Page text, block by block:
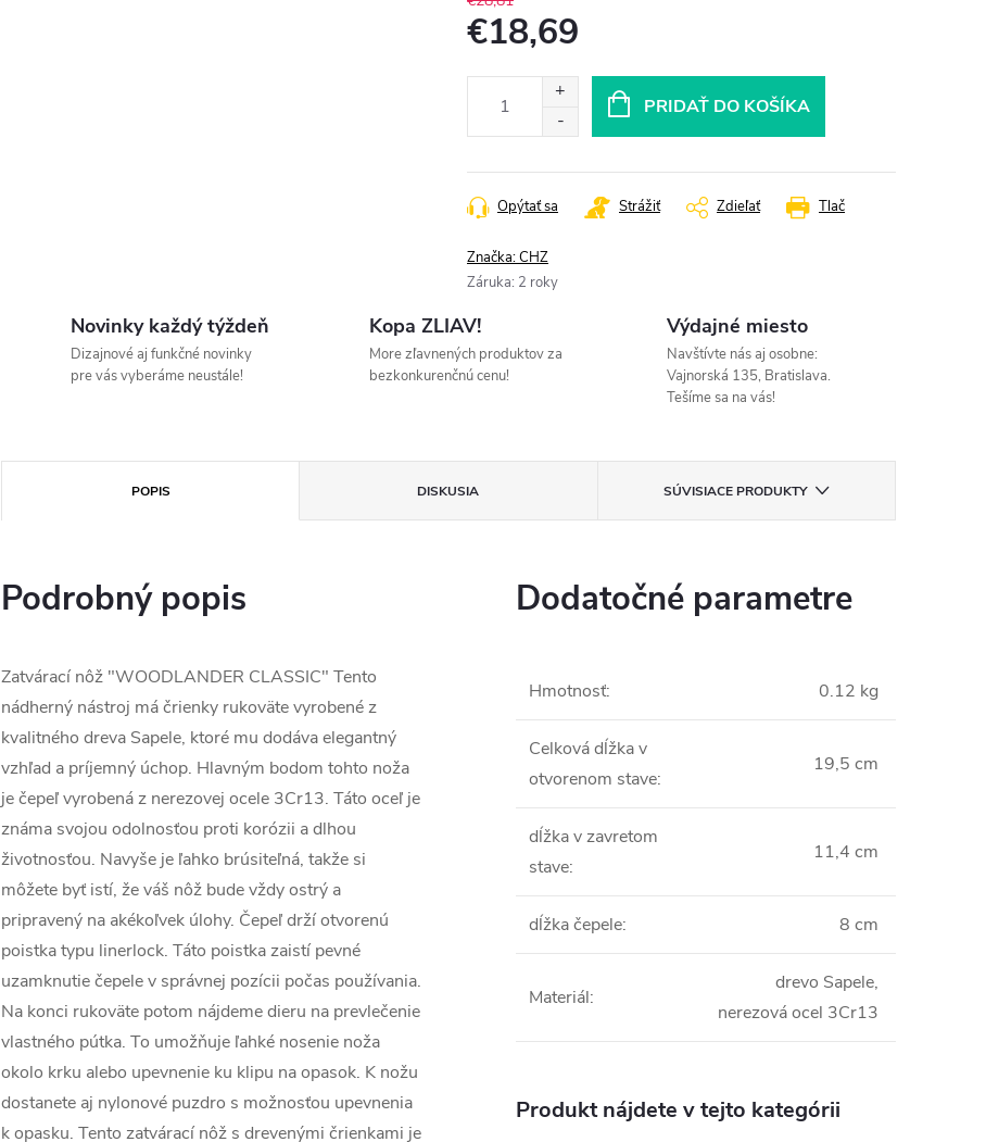
€18,69
PRIDAŤ DO KOŠÍKA
Tlač
Opýtať sa Strážiť Zdieľať
Značka:CHZ
Záruka: 2 roky
Novinky každý týždeň
Dizajnové aj funkčné novinky
pre vás vyberáme neustále!
Kopa ZLIAV!
More zľavnených produktov za
bezkonkurenčnú cenu!
Výdajné miesto
Navštívte nás aj osobne:
Vajnorská 135, Bratislava.
Tešíme sa na vás!
POPIS DISKUSIA SÚVISIACE PRODUKTY
Podrobný popis
Zatvárací nôž "WOODLANDER CLASSIC" Tento
nádherný nástroj má črienky rukoväte vyrobené z
kvalitného dreva Sapele, ktoré mu dodáva elegantný
vzhľad a príjemný úchop. Hlavným bodom tohto noža
je čepeľ vyrobená z nerezovej ocele 3Cr13. Táto oceľ je
známa svojou odolnosťou proti korózii a dlhou
životnosťou. Navyše je ľahko brúsiteľná, takže si
môžete byť istí, že váš nôž bude vždy ostrý a
pripravený na akékoľvek úlohy. Čepeľ drží otvorenú
poistka typu linerlock. Táto poistka zaistí pevné
uzamknutie čepele v správnej pozícii počas používania.
Na konci rukoväte potom nájdeme dieru na prevlečenie
vlastného pútka. To umožňuje ľahké nosenie noža
okolo krku alebo upevnenie ku klipu na opasok. K nožu
dostanete aj nylonové puzdro s možnosťou upevnenia
k opasku. Tento zatvárací nôž s drevenými črienkami je
Dodatočné parametre
Hmotnosť: 0.12 kg
Celková dĺžka v
otvorenom stave:
19,5 cm
dĺžka v zavretom
stave:
11,4 cm
dĺžka čepele: 8 cm
Materiál:
drevo Sapele,
nerezová ocel 3Cr13
Produkt nájdete v tejto kategórii